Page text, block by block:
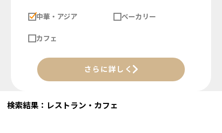
中華・アジア ベーカリー
カフェ
さらに詳しく
検索結果：レストラン・カフェ